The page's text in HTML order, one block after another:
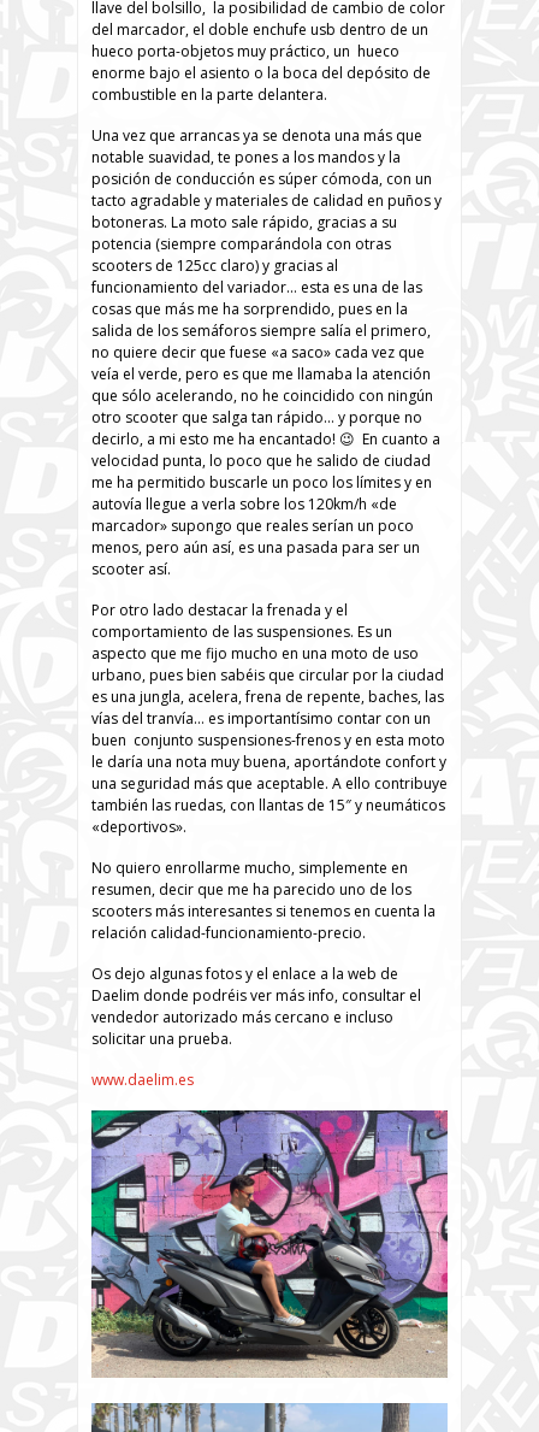
llave del bolsillo, la posibilidad de cambio de color
del marcador, el doble enchufe usb dentro de un
hueco porta-objetos muy práctico, un hueco
enorme bajo el asiento o la boca del depósito de
combustible en la parte delantera.
Una vez que arrancas ya se denota una más que
notable suavidad, te pones a los mandos y la
posición de conducción es súper cómoda, con un
tacto agradable y materiales de calidad en puños y
botoneras. La moto sale rápido, gracias a su
potencia (siempre comparándola con otras
scooters de 125cc claro) y gracias al
funcionamiento del variador… esta es una de las
cosas que más me ha sorprendido, pues en la
salida de los semáforos siempre salía el primero,
no quiere decir que fuese «a saco» cada vez que
veía el verde, pero es que me llamaba la atención
que sólo acelerando, no he coincidido con ningún
otro scooter que salga tan rápido… y porque no
decirlo, a mi esto me ha encantado! 😉 En cuanto a
velocidad punta, lo poco que he salido de ciudad
me ha permitido buscarle un poco los límites y en
autovía llegue a verla sobre los 120km/h «de
marcador» supongo que reales serían un poco
menos, pero aún así, es una pasada para ser un
scooter así.
Por otro lado destacar la frenada y el
comportamiento de las suspensiones. Es un
aspecto que me fijo mucho en una moto de uso
urbano, pues bien sabéis que circular por la ciudad
es una jungla, acelera, frena de repente, baches, las
vías del tranvía… es importantísimo contar con un
buen conjunto suspensiones-frenos y en esta moto
le daría una nota muy buena, aportándote confort y
una seguridad más que aceptable. A ello contribuye
también las ruedas, con llantas de 15″ y neumáticos
«deportivos».
No quiero enrollarme mucho, simplemente en
resumen, decir que me ha parecido uno de los
scooters más interesantes si tenemos en cuenta la
relación calidad-funcionamiento-precio.
Os dejo algunas fotos y el enlace a la web de
Daelim donde podréis ver más info, consultar el
vendedor autorizado más cercano e incluso
solicitar una prueba.
www.daelim.es